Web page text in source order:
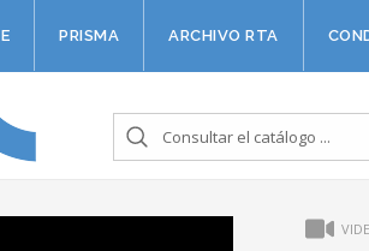
PRISMA ARCHIVO RTA